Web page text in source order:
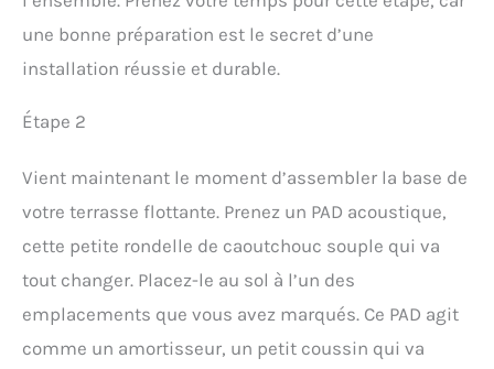
une bonne préparation est le secret d’une
installation réussie et durable.
Étape 2
Vient maintenant le moment d’assembler la base de
votre terrasse flottante. Prenez un PAD acoustique,
cette petite rondelle de caoutchouc souple qui va
tout changer. Placez-le au sol à l’un des
emplacements que vous avez marqués. Ce PAD agit
comme un amortisseur, un petit coussin qui va